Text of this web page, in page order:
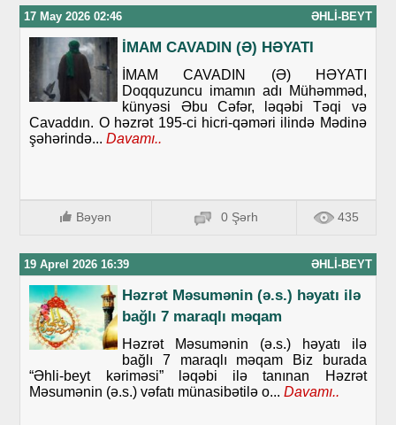
17 May 2026 02:46 ƏHLI-BEYT
İMAM CAVADIN (Ə) HƏYATI
İMAM CAVADIN (Ə) HƏYATI
Doqquzuncu imamın adı Mühəmməd,
künyəsi Əbu Cəfər, ləqəbi Təqi və
Cavaddın. O həzrət 195-ci hicri-qəməri ilində Mədinə
şəhərində... Davamı..
Bəyən 0 Şərh 435
19 Aprel 2026 16:39 ƏHLI-BEYT
Həzrət Məsumənin (ə.s.) həyatı ilə
bağlı 7 maraqlı məqam
Həzrət Məsumənin (ə.s.) həyatı ilə
bağlı 7 maraqlı məqam Biz burada
“Əhli-beyt kəriməsi” ləqəbi ilə tanınan Həzrət
Məsumənin (ə.s.) vəfatı münasibətilə o... Davamı..